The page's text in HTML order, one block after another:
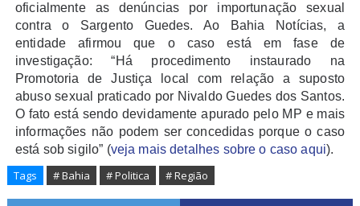
oficialmente as denúncias por importunação sexual
contra o Sargento Guedes. Ao Bahia Notícias, a
entidade afirmou que o caso está em fase de
investigação: “Há procedimento instaurado na
Promotoria de Justiça local com relação a suposto
abuso sexual praticado por Nivaldo Guedes dos Santos.
O fato está sendo devidamente apurado pelo MP e mais
informações não podem ser concedidas porque o caso
está sob sigilo” (veja mais detalhes sobre o caso aqui).
Tags # Bahia # Politica # Região